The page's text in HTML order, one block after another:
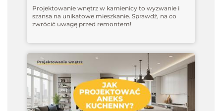
Projektowanie wnętrz w kamienicy to wyzwanie i
szansa na unikatowe mieszkanie. Sprawdź, na co
zwrócić uwagę przed remontem!